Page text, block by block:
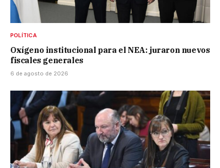
POLÍTICA
Oxígeno institucional para el NEA: juraron nuevos
fiscales generales
6 de agosto de 2026